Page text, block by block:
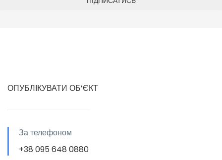
ОПУБЛІКУВАТИ ОБ’ЄКТ
За телефоном
+38 095 648 0880